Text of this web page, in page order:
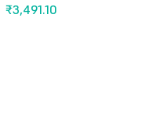
₹3,491.10